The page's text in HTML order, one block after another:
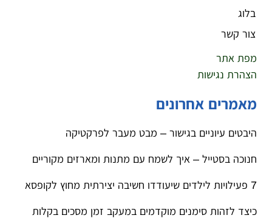
בלוג
צור קשר
מפת אתר
הצהרת נגישות
מאמרים אחרונים
היבטים עיוניים בגישור – מבט מעבר לפרקטיקה
חנוכה בסטייל – איך לשמח עם מתנות ומארזים מקוריים
7 פעילויות לילדים שיעודדו חשיבה יצירתית מחוץ לקופסא
כיצד לזהות סימנים מוקדמים במעקב זמן מסכים בקלות